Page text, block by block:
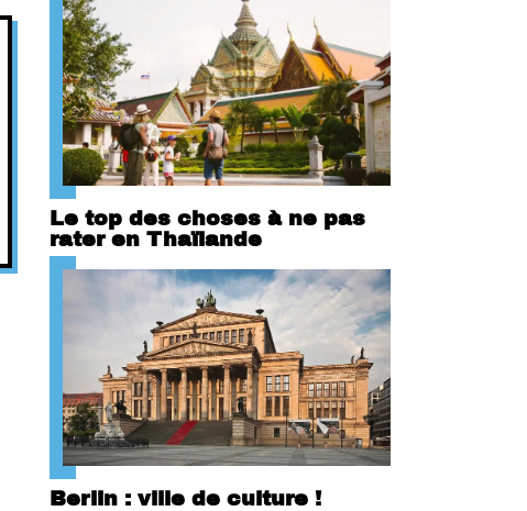
Le top des choses à ne pas
rater en Thaïlande
Berlin : ville de culture !